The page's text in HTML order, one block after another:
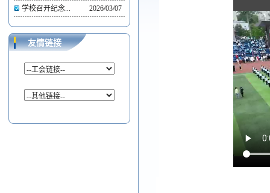
学校召开纪念...
2026/03/07
友情链接